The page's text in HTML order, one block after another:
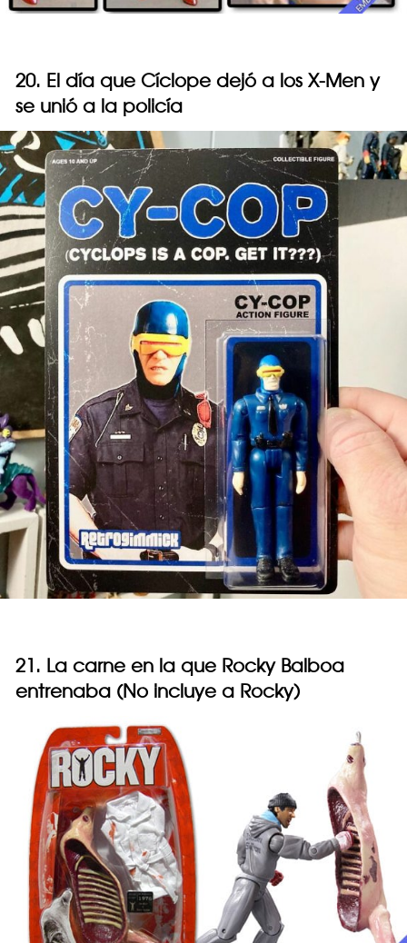
20. El día que Cíclope dejó a los X-Men y
se unió a la policía
21. La carne en la que Rocky Balboa
entrenaba (No incluye a Rocky)